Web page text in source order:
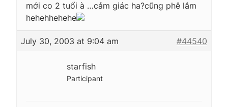
mới co 2 tuổi à …cảm giác ha?cũng phê lắm
hehehhehehe
July 30, 2003 at 9:04 am #44540
starfish
Participant